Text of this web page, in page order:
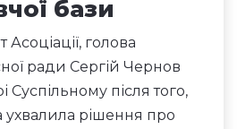
бази
голова
ради Сергій Чернов
Суспільному після того,
ухвалила рішення про